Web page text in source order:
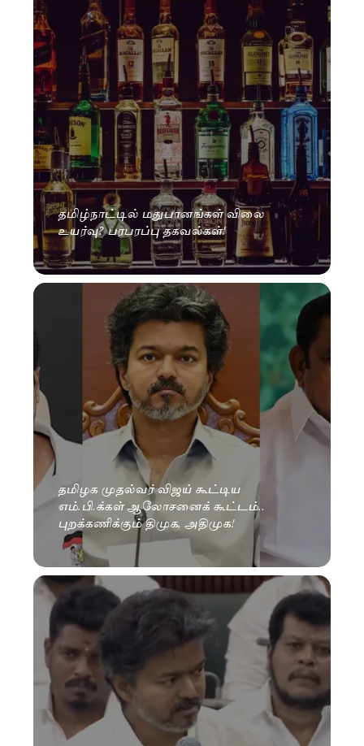
தமிழ்நாட்டில் மதுபானங்கள் விலை
உயர்வு? பரபரப்பு தகவல்கள்!
தமிழக முதல்வர் விஜய் கூட்டிய
எம்.பி.க்கள் ஆலோசனைக் கூட்டம்..
புறக்கணிக்கும் திமுக, அதிமுக!